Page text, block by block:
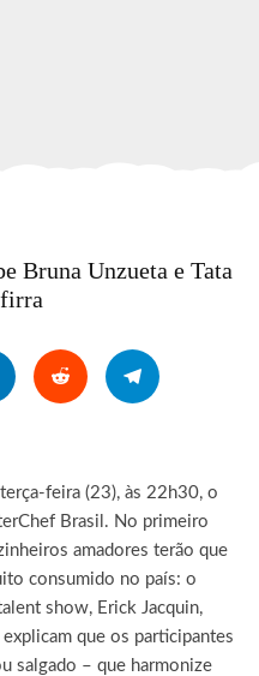
Bruna Unzueta e Tata
feira (23), às 22h30, o
Brasil. No primeiro
amadores terão que
consumido no país: o
show, Erick Jacquin,
que os participantes
salgado – que harmonize